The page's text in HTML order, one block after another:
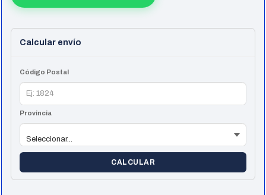
W11H
Calcular envío
Código Postal
Provincia
CALCULAR